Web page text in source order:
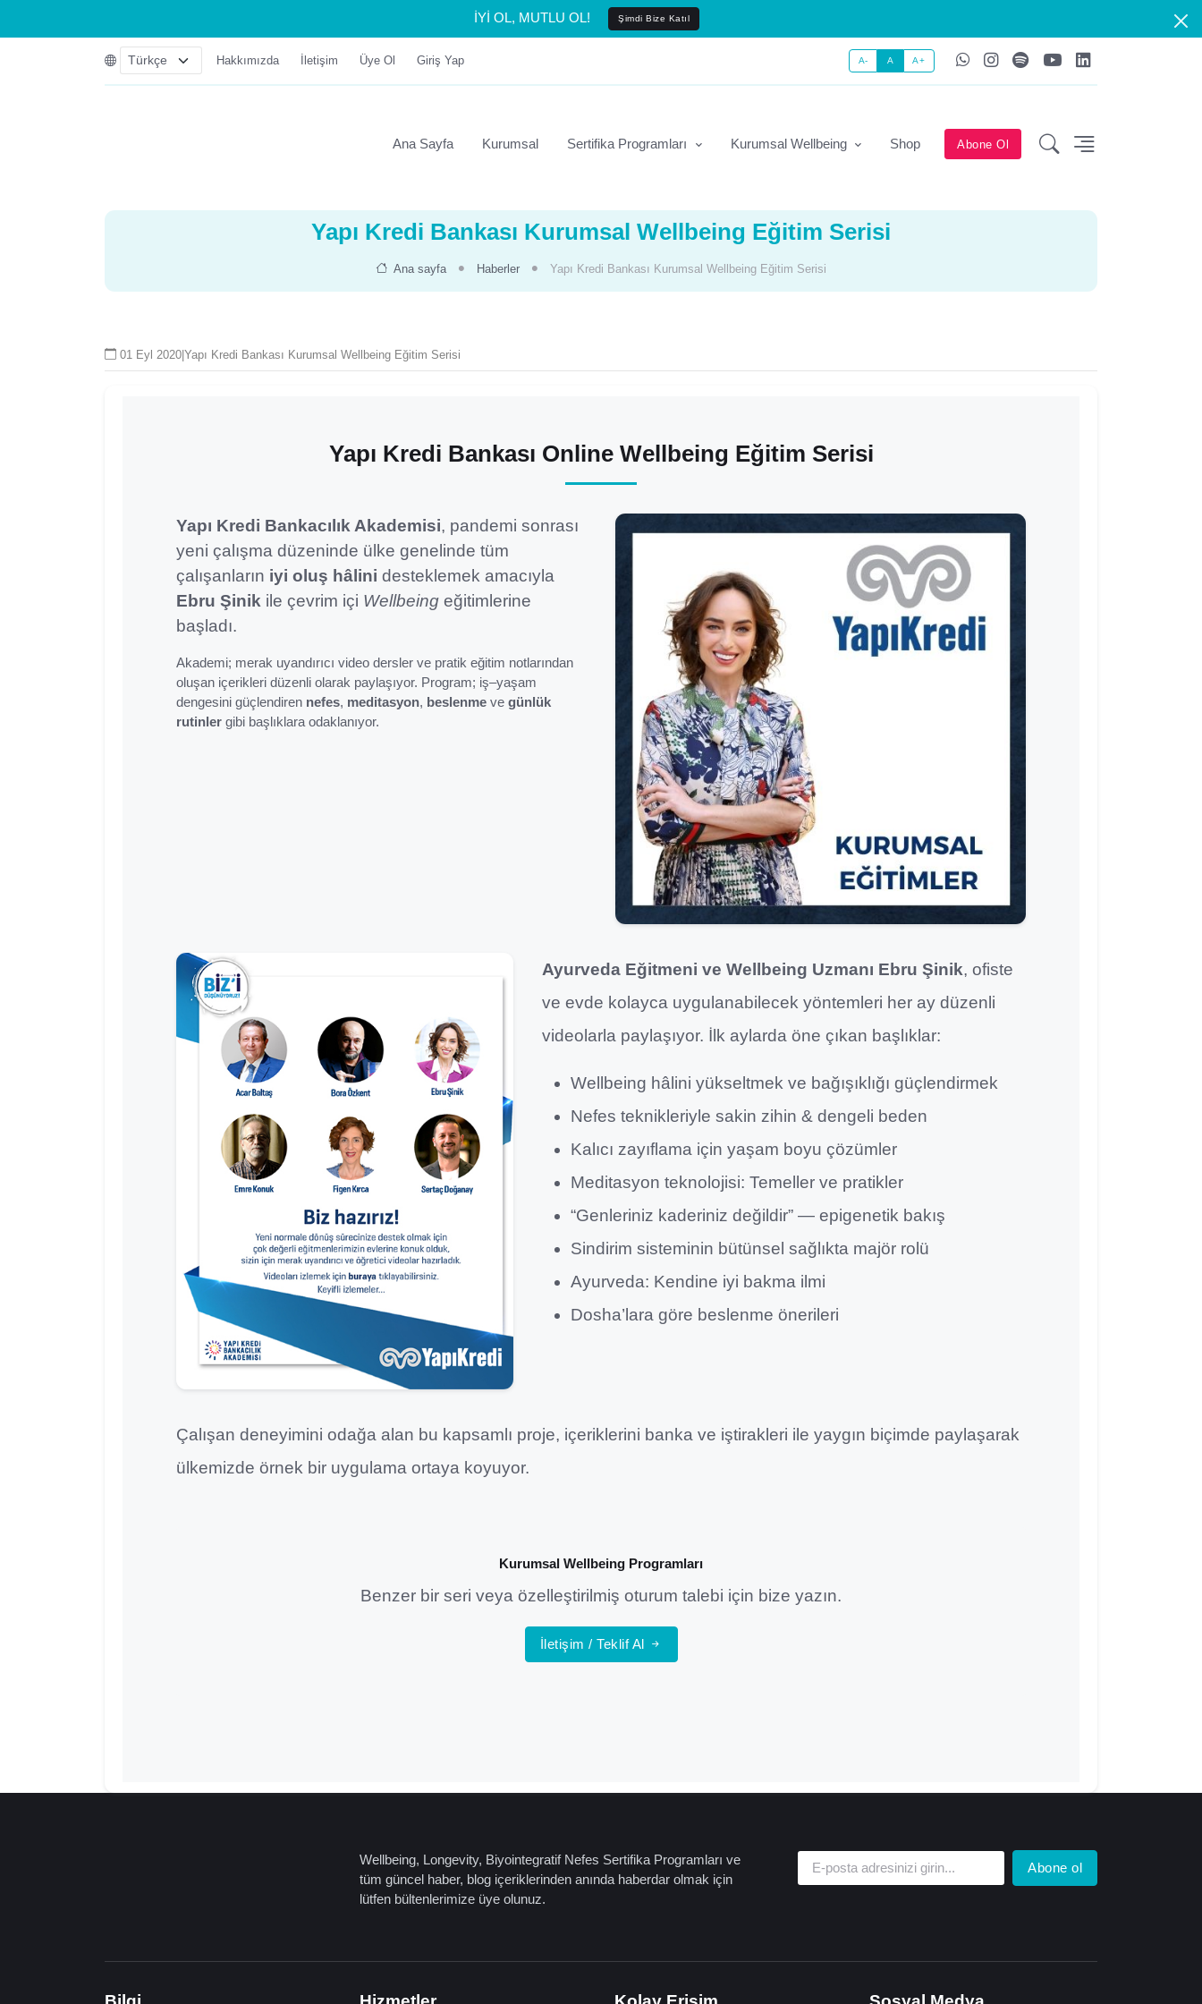
İYİ OL, MUTLU OL! Şimdi Bize Katıl
Hakkımızda İletişim Üye Ol Giriş Yap A- A A+
Ana Sayfa Kurumsal Sertifika Programları Kurumsal Wellbeing Shop Abone Ol
Yapı Kredi Bankası Kurumsal Wellbeing Eğitim Serisi
Ana sayfa Haberler Yapı Kredi Bankası Kurumsal Wellbeing Eğitim Serisi
01 Eyl 2020|Yapı Kredi Bankası Kurumsal Wellbeing Eğitim Serisi
Yapı Kredi Bankası Online Wellbeing Eğitim Serisi
Yapı Kredi Bankacılık Akademisi, pandemi sonrası
yeni çalışma düzeninde ülke genelinde tüm
çalışanların iyi oluş hâlini desteklemek amacıyla
Ebru Şinik ile çevrim içi Wellbeing eğitimlerine
başladı.
Akademi; merak uyandırıcı video dersler ve pratik eğitim notlarından
oluşan içerikleri düzenli olarak paylaşıyor. Program; iş–yaşam
dengesini güçlendiren nefes, meditasyon, beslenme ve günlük
rutinler gibi başlıklara odaklanıyor.
Ayurveda Eğitmeni ve Wellbeing Uzmanı Ebru Şinik, ofiste
ve evde kolayca uygulanabilecek yöntemleri her ay düzenli
videolarla paylaşıyor. İlk aylarda öne çıkan başlıklar:
Wellbeing hâlini yükseltmek ve bağışıklığı güçlendirmek
Nefes teknikleriyle sakin zihin & dengeli beden
Kalıcı zayıflama için yaşam boyu çözümler
Meditasyon teknolojisi: Temeller ve pratikler
“Genleriniz kaderiniz değildir” — epigenetik bakış
Sindirim sisteminin bütünsel sağlıkta majör rolü
Ayurveda: Kendine iyi bakma ilmi
Dosha’lara göre beslenme önerileri
Çalışan deneyimini odağa alan bu kapsamlı proje, içeriklerini banka ve iştirakleri ile yaygın biçimde paylaşarak
ülkemizde örnek bir uygulama ortaya koyuyor.
Kurumsal Wellbeing Programları
Benzer bir seri veya özelleştirilmiş oturum talebi için bize yazın.
İletişim / Teklif Al
Wellbeing, Longevity, Biyointegratif Nefes Sertifika Programları ve
tüm güncel haber, blog içeriklerinden anında haberdar olmak için
lütfen bültenlerimize üye olunuz.
Abone ol